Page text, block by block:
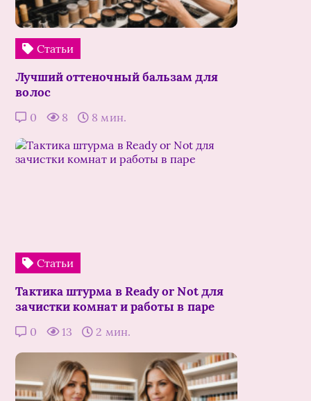
Статьи
Лучший оттеночный бальзам для
волос
0 8 8 мин.
Статьи
Тактика штурма в Ready or Not для
зачистки комнат и работы в паре
0 13 2 мин.